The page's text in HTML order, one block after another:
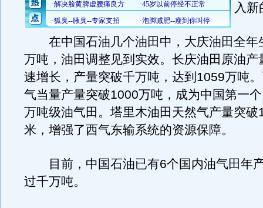
入
在中国石油几个油田中，大庆油田全年
万吨，油田调整见到实效。长庆油田原油产
速增长，产量突破千万吨，达到1059万吨
气当量产量突破1000万吨，成为中国第一
万吨级油气田。塔里木油田天然气产量突破
米，增强了西气东输系统的资源保障。
目前，中国石油已有6个国内油气田年
过千万吨。